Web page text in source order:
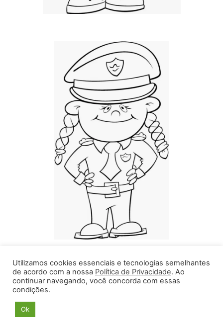
Utilizamos cookies essenciais e tecnologias semelhantes
de acordo com a nossa Política de Privacidade. Ao
continuar navegando, você concorda com essas
condições.
Ok